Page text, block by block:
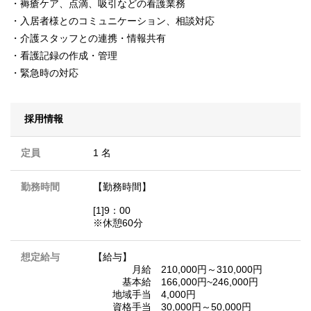
・褥瘡ケア、点滴、吸引などの看護業務
・入居者様とのコミュニケーション、相談対応
・介護スタッフとの連携・情報共有
・看護記録の作成・管理
・緊急時の対応
採用情報
定員 1 名
勤務時間 【勤務時間】
[1]9：00
※休憩60分
想定給与
【給与】
月給 210,000円～310,000円
基本給 166,000円~246,000円
地域手当 4,000円
資格手当 30,000円～50,000円